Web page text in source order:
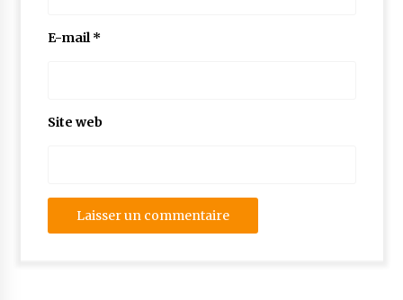
E-mail*
Site web